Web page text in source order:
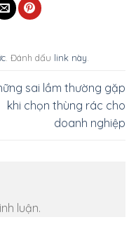
. Đánh dấu link này
sai lầm thường gặp
khi chọn thùng rác cho
doanh nghiệp
luận.